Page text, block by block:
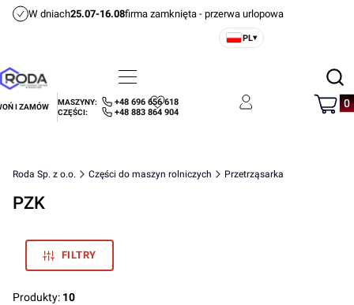
W dniach25.07-16.08firma zamknięta - przerwa urlopowa
PL▾
Menu Szukaj
I ZAMÓW
MASZYNY: +48 696 656 618
CZĘŚCI: +48 883 864 904
Ulubione Zaloguj się Koszyk
Roda Sp. z o.o. Części do maszyn rolniczych Przetrząsarka
PZK
FILTRY
Produkty: 10